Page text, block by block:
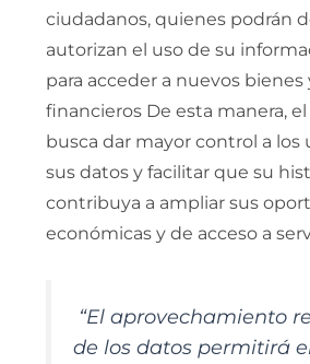
ciudadanos, quienes podrán
autorizan el uso de su
para acceder a nuevos bienes
financieros De esta manera,
busca dar mayor control a los
sus datos y facilitar que su
contribuya a ampliar sus
económicas y de acceso a
“El aprovechamiento
de los datos permitirá